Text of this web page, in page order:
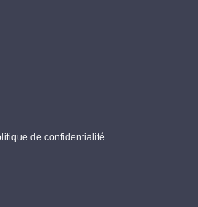
de confidentialité